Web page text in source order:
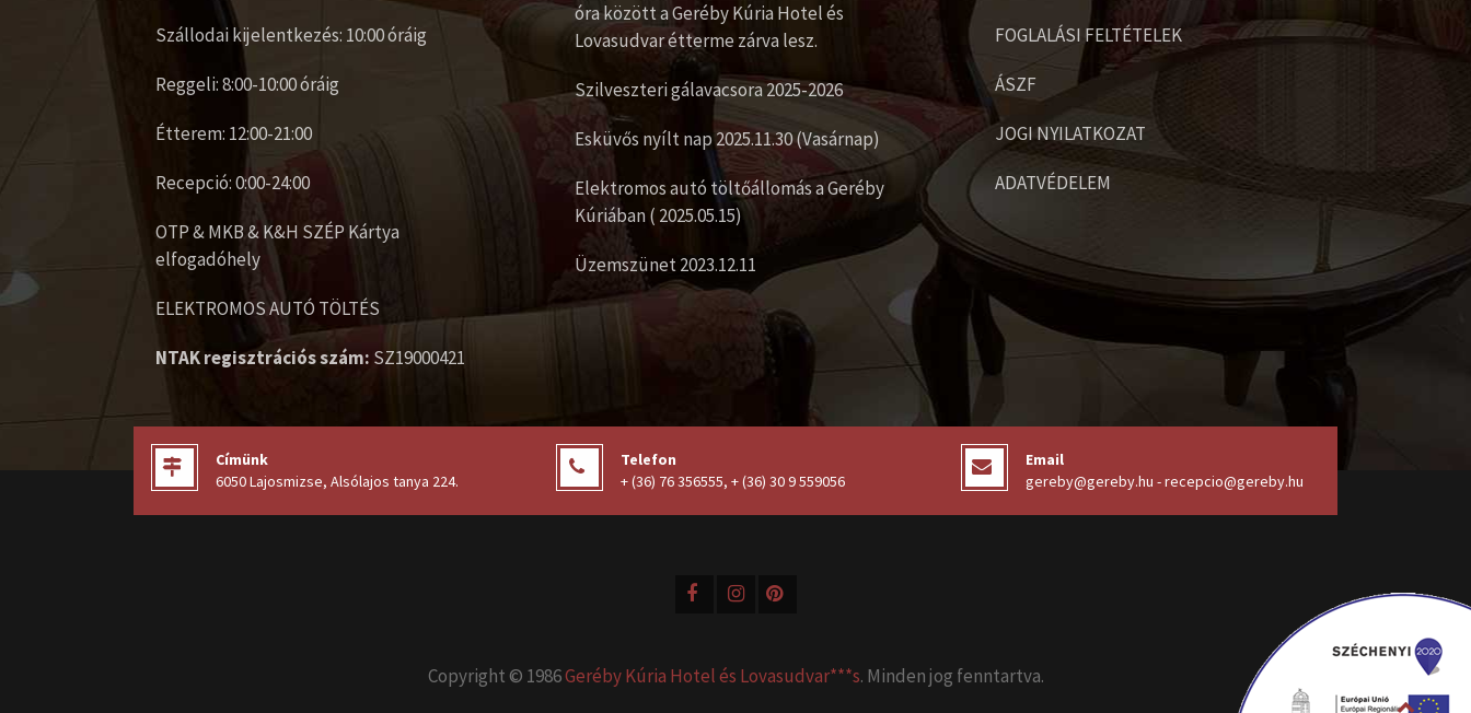
Szállodai kijelentkezés: 10:00 óráig
Reggeli: 8:00-10:00 óráig
Étterem: 12:00-21:00
Recepció: 0:00-24:00
OTP & MKB & K&H SZÉP Kártya
elfogadóhely
ELEKTROMOS AUTÓ TÖLTÉS
NTAK regisztrációs szám: SZ19000421
óra között a Geréby Kúria Hotel és
Lovasudvar étterme zárva lesz.
Szilveszteri gálavacsora 2025-2026
Esküvős nyílt nap 2025.11.30 (Vasárnap)
Elektromos autó töltőállomás a Geréby
Kúriában ( 2025.05.15)
Üzemszünet 2023.12.11
FOGLALÁSI FELTÉTELEK
ÁSZF
JOGI NYILATKOZAT
ADATVÉDELEM
Címünk
6050 Lajosmizse, Alsólajos tanya 224.
Telefon
+ (36) 76 356555, + (36) 30 9 559056
Email
gereby@gereby.hu - recepcio@gereby.hu
Copyright © 1986Geréby Kúria Hotel és Lovasudvar***s. Minden jog fenntartva.